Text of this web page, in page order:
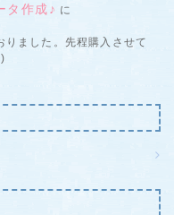
タ作成♪ に
ました。先程購入させて